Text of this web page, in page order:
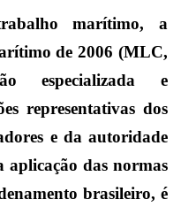
marítimo, a
de 2006 (MLC,
especializada e
representativas dos
e da autoridade
aplicação das normas
brasileiro, é